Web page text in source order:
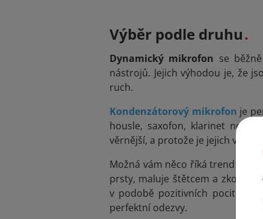
Výběr podle druhu
Dynamický mikrofon se
nástrojů. Jejich výhodou je, že
ruch.
Kondenzátorový mikrofon je
housle, saxofon, klarinet nebo
věrnější, a protože je jejich
Možná vám něco říká trend
prsty, maluje štětcem a zkouší
v podobě pozitivních pocitů.
perfektní odezvy.